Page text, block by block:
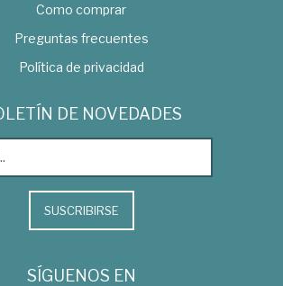
Como comprar
Preguntas frecuentes
Política de privacidad
DE NOVEDADES
SUSCRIBIRSE
SÍGUENOS EN